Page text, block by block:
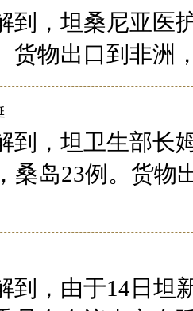
到，坦桑尼亚医
货物出口到非洲
到，坦卫生部长
桑岛23例。货物
到，由于14日坦